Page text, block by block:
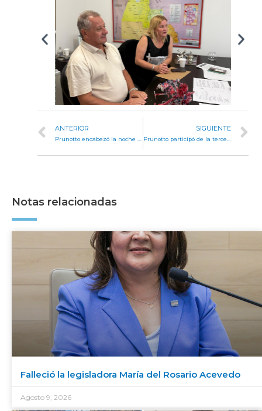
ANTERIOR
Prunotto encabezó la noche inaugural del 37° Encuentro Anual de Colectividades en Alta Gracia
SIGUIENTE
Prunotto participó de la tercera edición del Festival del Río Mágico en Villa Quillinzo
Notas relacionadas
Falleció la legisladora María del Rosario Acevedo
Agosto 9, 2026